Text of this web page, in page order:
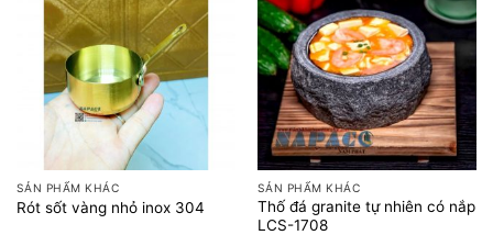
SẢN PHẨM KHÁC
Rót sốt vàng nhỏ inox 304
SẢN PHẨM KHÁC
Thố đá granite tự nhiên có nắp
LCS-1708